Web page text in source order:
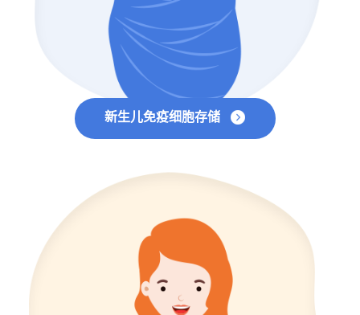
新生儿免疫细胞存储